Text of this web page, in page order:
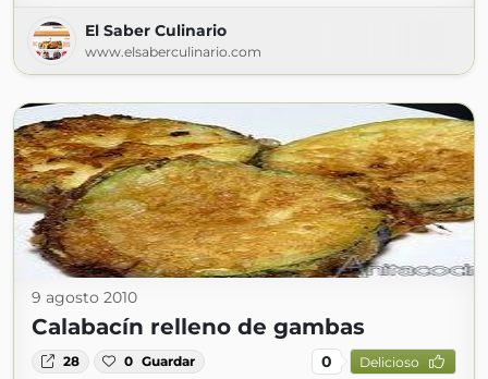
El Saber Culinario
www.elsaberculinario.com
9 agosto 2010
Calabacín relleno de gambas
28 0 Guardar 0 Delicioso